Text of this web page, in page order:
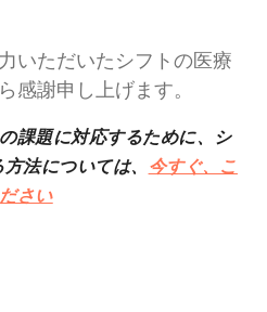
いただいたシフトの医療
感謝申し上げます。
課題に対応するために、シ
法については、 今すぐ、こ
さい